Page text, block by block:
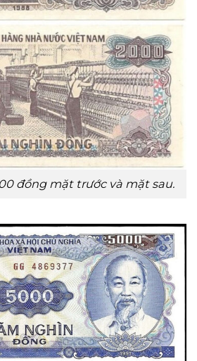
đồng mặt trước và mặt sau.